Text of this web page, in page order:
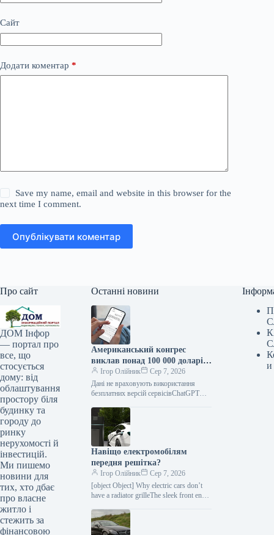
Сайт
Додати коментар *
Save my name, email and website in this browser for the
next time I comment.
Опублікувати коментар
Про сайт
ДОМ Інфор
— портал про
все, що
стосується
дому: від
облаштування
простору біля
будинку та
городу до
ринку
нерухомості й
інвестицій.
Ми пишемо
новини для
тих, хто дбає
про власне
житло і
стежить за
фінансовою
Останні новини
Американський конгрес
виклав понад 100 000 доларів
на ChatGPT.
Ігор Олійник
Сер 7, 2026
Дані не враховують використання
безплатних версій сервісівChatGPT
інструменту штучного інтелекту в
американському Конгресі. На
розробку
Навіщо електромобілям
передня решітка?
Ігор Олійник
Сер 7, 2026
[object Object] Why electric cars don’t
have a radiator grilleThe sleek front end
features…
и